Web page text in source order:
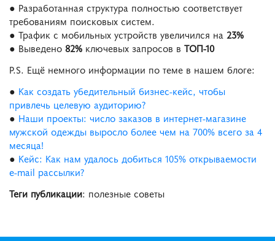
● Разработанная структура полностью соответствует
требованиям поисковых систем.
● Трафик с мобильных устройств увеличился на 23%
● Выведено 82% ключевых запросов в ТОП-10
P.S. Ещё немного информации по теме в нашем блоге:
● Как создать убедительный бизнес-кейс, чтобы
привлечь целевую аудиторию?
● Наши проекты: число заказов в интернет-магазине
мужской одежды выросло более чем на 700% всего за 4
месяца!
● Кейс: Как нам удалось добиться 105% открываемости
e-mail рассылки?
Теги публикации: полезные советы